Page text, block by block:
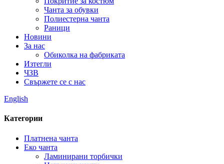
Чанта за обувки
Полиестерна чанта
Раници
Новини
За нас
Обиколка на фабриката
Изтегли
ЧЗВ
Свържете се с нас
English
Категории
Платнена чанта
Еко чанта
Ламинирани торбички